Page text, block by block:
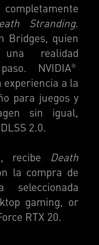
Stranding.
Bridges, quien
realidad
NVIDIA®
experiencia a la
para juegos y
sin igual,
2.0.
recibe Death
la compra de
gaming, or
RTX 20.